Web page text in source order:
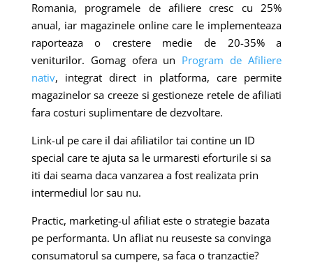
Romania, programele de afiliere cresc cu 25%
anual, iar magazinele online care le implementeaza
raporteaza o crestere medie de 20-35% a
veniturilor. Gomag ofera un Program de Afiliere
nativ, integrat direct in platforma, care permite
magazinelor sa creeze si gestioneze retele de afiliati
fara costuri suplimentare de dezvoltare.
Link-ul pe care il dai afiliatilor tai contine un ID
special care te ajuta sa le urmaresti eforturile si sa
iti dai seama daca vanzarea a fost realizata prin
intermediul lor sau nu.
Practic, marketing-ul afiliat este o strategie bazata
pe performanta. Un afliat nu reuseste sa convinga
consumatorul sa cumpere, sa faca o tranzactie?